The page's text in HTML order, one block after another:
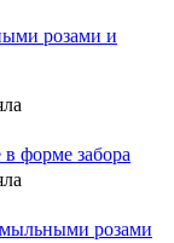
розами и
форме забора
розами